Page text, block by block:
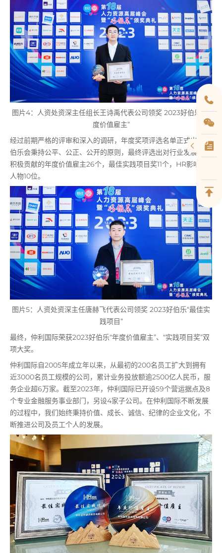
图片4：人资处资深主任组长王诗禹代表公司领奖 2023好伯乐“年
度价值雇主”
经过前期严格的评审和深入的调研，年度奖项评选名单正式出炉。
伯乐会秉持公平、公正、公开的原则，最终评选出对行业发展做出
积极贡献的年度价值雇主26个，最佳实践项目奖11个，HR影响力
人物10位。
图片5：人资处资深主任唐赫飞代表公司领奖 2023好伯乐“最佳实
践项目”
最终，仲利国际荣获2023好伯乐“年度价值雇主”、“实践项目奖”双
项大奖。
仲利国际自2005年成立年以来，从最初的200名员工扩大到拥有
近3000名员工规模的公司，累计业务投放额逾2500亿人民币，服
务企业超6万家。截至2023年，仲利国际已开设59个营运据点及8
个专业金融服务事业部门，另设4家子公司。在仲利国际不断发展
的过程中，我们始终秉持价值、成长、诚信、纪律的企业文化，不
断推进公司及员工个人的发展。